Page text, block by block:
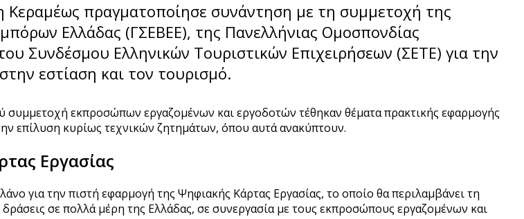
Κεραμέως πραγματοποίησε συνάντηση με τη συμμετοχή της
Ελλάδας (ΓΣΕΒΕΕ), της Πανελλήνιας Ομοσπονδίας
Συνδέσμου Ελληνικών Τουριστικών Επιχειρήσεων (ΣΕΤΕ) για την
εστίαση και τον τουρισμό.
συμμετοχή εκπροσώπων εργαζομένων και εργοδοτών τέθηκαν θέματα πρακτικής εφαρμογής
επίλυση κυρίως τεχνικών ζητημάτων, όπου αυτά ανακύπτουν.
Εργασίας
για την πιστή εφαρμογή της Ψηφιακής Κάρτας Εργασίας, το οποίο θα περιλαμβάνει τη
σε πολλά μέρη της Ελλάδας, σε συνεργασία με τους εκπροσώπους εργαζομένων και